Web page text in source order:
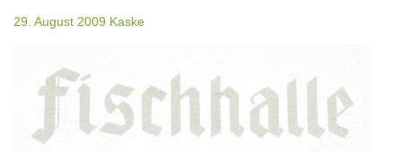
29. August 2009 Kaske